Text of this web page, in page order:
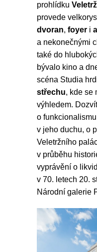
prohlídku
provede
dvoran, foyer i
a nekonečnými
také do
bývalo kino a
scéna Studia
střechu, kde se
výhledem.
o
v jeho duchu, o
Veletržního
v průběhu
vyprávění o
v 70. letech 20.
Národní galerie